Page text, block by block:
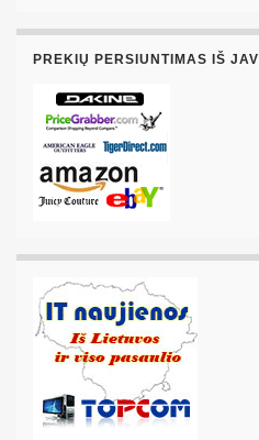
PREKIŲ PERSIUNTIMAS IŠ JAV